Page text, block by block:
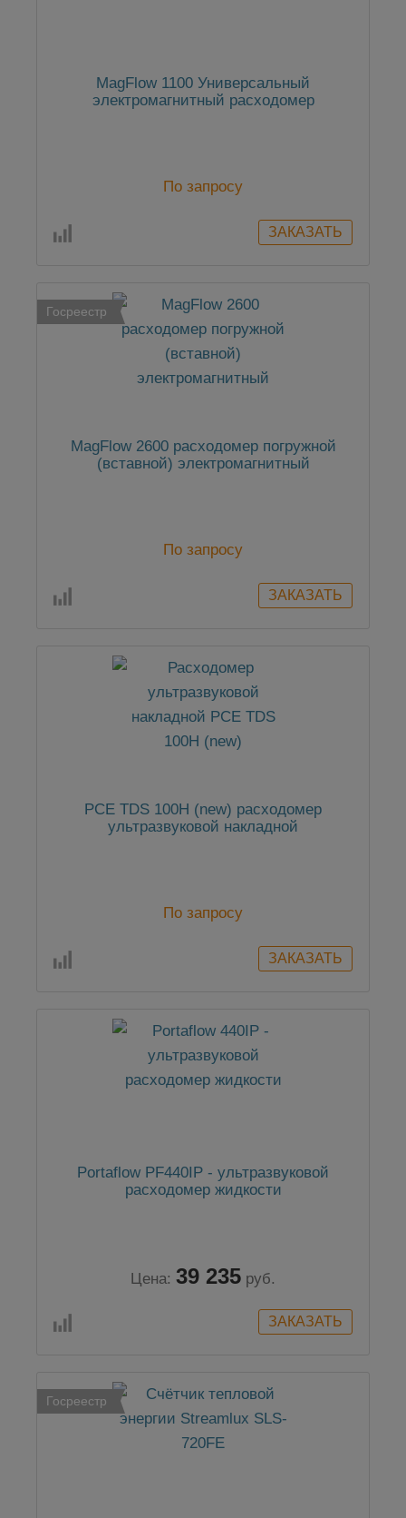
MagFlow 1100 Универсальный
электромагнитный расходомер
По запросу
Госреестр
MagFlow 2600 расходомер погружной
(вставной) электромагнитный
По запросу
PCE TDS 100H (new) расходомер
ультразвуковой накладной
По запросу
Portaflow PF440IP - ультразвуковой
расходомер жидкости
Цена: 39 235 руб.
Госреестр